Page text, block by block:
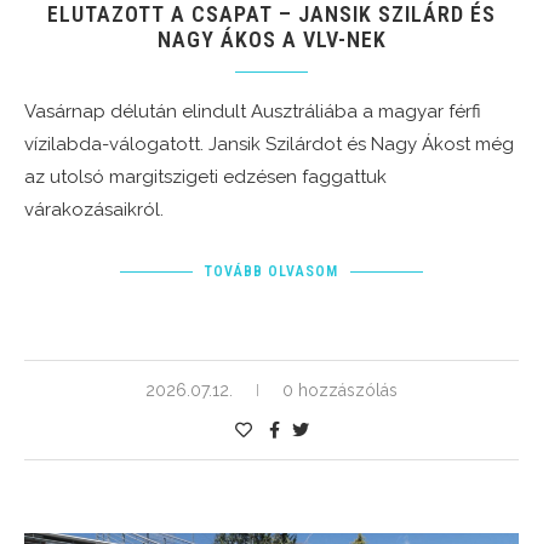
ELUTAZOTT A CSAPAT – JANSIK SZILÁRD ÉS
NAGY ÁKOS A VLV-NEK
Vasárnap délután elindult Ausztráliába a magyar férfi
vízilabda-válogatott. Jansik Szilárdot és Nagy Ákost még
az utolsó margitszigeti edzésen faggattuk
várakozásaikról.
TOVÁBB OLVASOM
2026.07.12. 0 hozzászólás